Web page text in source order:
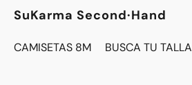
SuKarma Second·Hand
CAMISETAS 8M BUSCA TU TALLA